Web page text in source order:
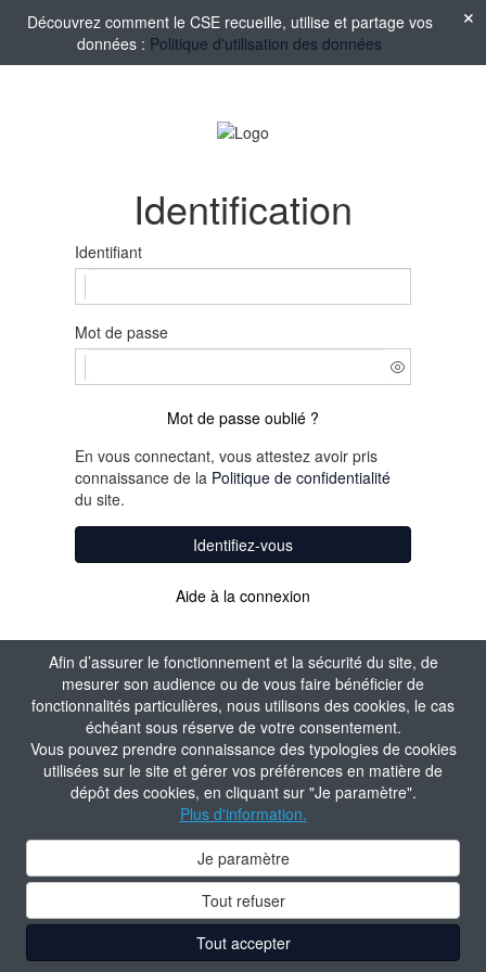
Afin d’assurer le fonctionnement et la sécurité du site, de
mesurer son audience ou de vous faire bénéficier de
fonctionnalités particulières, nous utilisons des cookies, le cas
échéant sous réserve de votre consentement.
Vous pouvez prendre connaissance des typologies de cookies
utilisées sur le site et gérer vos préférences en matière de
dépôt des cookies, en cliquant sur "Je paramètre".
Plus d'information.
Je paramètre
Tout refuser
Tout accepter
Découvrez comment le CSE recueille, utilise et partage vos
données : Politique d'utilisation des données
Identification
Identifiant
Mot de passe
Mot de passe oublié ?
En vous connectant, vous attestez avoir pris
connaissance de la Politique de confidentialité
du site.
Identifiez-vous
Aide à la connexion